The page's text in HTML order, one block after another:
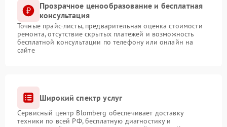
Прозрачное ценообразование и бесплатная
консультация
Точные прайс-листы, предварительная оценка стоимости
ремонта, отсутствие скрытых платежей и возможность
бесплатной консультации по телефону или онлайн на
сайте
Широкий спектр услуг
Сервисный центр Blomberg обеспечивает доставку
техники по всей РФ, бесплатную диагностику и